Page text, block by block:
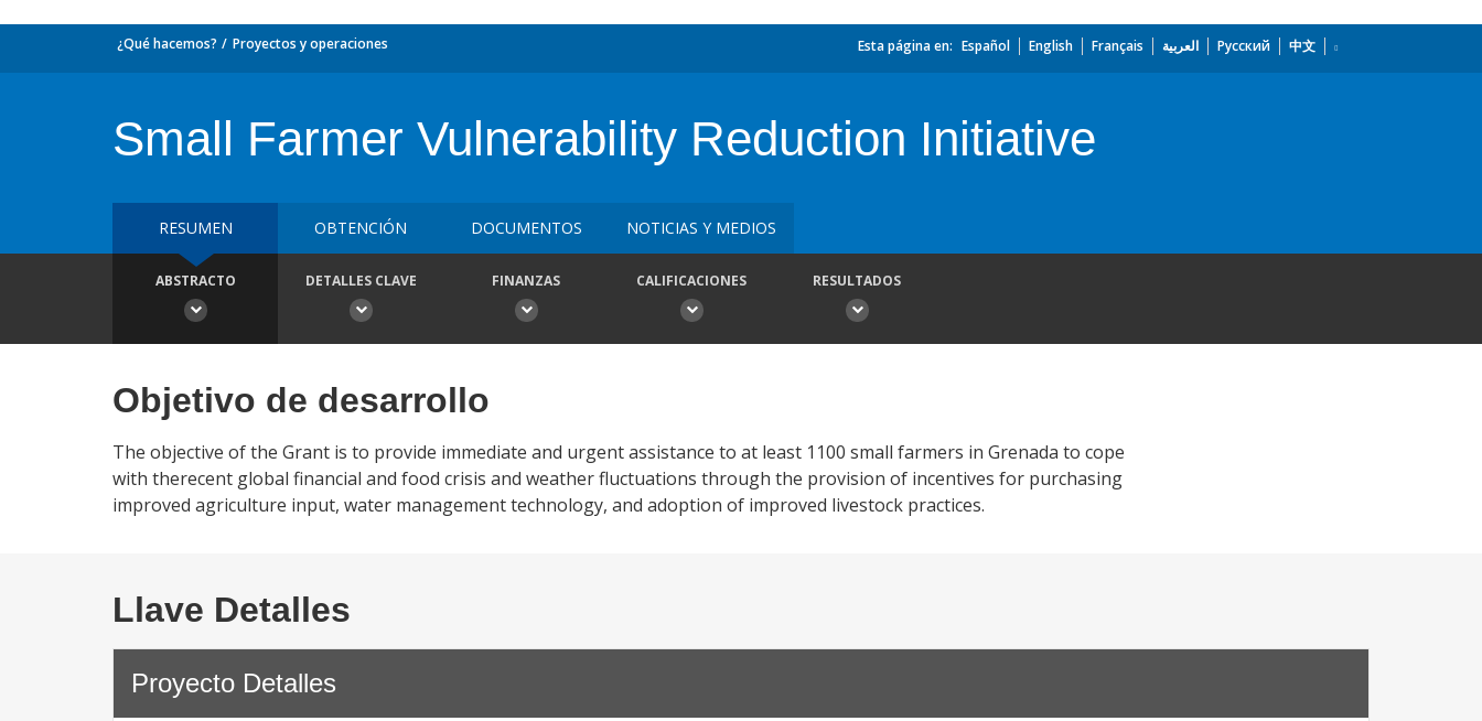
¿Qué hacemos? Proyectos y operaciones Esta página en: Español English Français العربية Русский 中文
Small Farmer Vulnerability Reduction Initiative
RESUMEN OBTENCIÓN DOCUMENTOS NOTICIAS Y MEDIOS
ABSTRACTO DETALLES CLAVE FINANZAS CALIFICACIONES RESULTADOS
Objetivo de desarrollo
The objective of the Grant is to provide immediate and urgent assistance to at least 1100 small farmers in Grenada to cope
with therecent global financial and food crisis and weather fluctuations through the provision of incentives for purchasing
improved agriculture input, water management technology, and adoption of improved livestock practices.
Llave Detalles
Proyecto Detalles